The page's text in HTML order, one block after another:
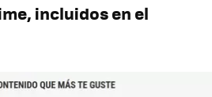
incluidos en el